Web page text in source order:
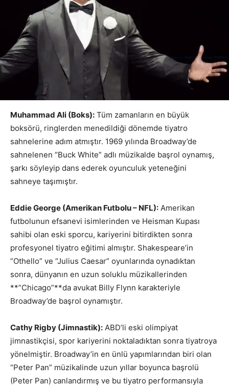
Muhammad Ali (Boks): Tüm zamanların en büyük
boksörü, ringlerden menedildiği dönemde tiyatro
sahnelerine adım atmıştır. 1969 yılında Broadway’de
sahnelenen “Buck White” adlı müzikalde başrol oynamış,
şarkı söyleyip dans ederek oyunculuk yeteneğini
sahneye taşımıştır.
Eddie George (Amerikan Futbolu – NFL): Amerikan
futbolunun efsanevi isimlerinden ve Heisman Kupası
sahibi olan eski sporcu, kariyerini bitirdikten sonra
profesyonel tiyatro eğitimi almıştır. Shakespeare’in
“Othello” ve “Julius Caesar” oyunlarında oynadıktan
sonra, dünyanın en uzun soluklu müzikallerinden
**”Chicago”**da avukat Billy Flynn karakteriyle
Broadway’de başrol oynamıştır.
Cathy Rigby (Jimnastik): ABD’li eski olimpiyat
jimnastikçisi, spor kariyerini noktaladıktan sonra tiyatroya
yönelmiştir. Broadway’in en ünlü yapımlarından biri olan
“Peter Pan” müzikalinde uzun yıllar boyunca başrolü
(Peter Pan) canlandırmış ve bu tiyatro performansıyla